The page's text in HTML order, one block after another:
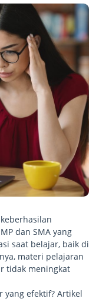
dan SMA yang
saat belajar, baik di
materi pelajaran
tidak meningkat
yang efektif? Artikel